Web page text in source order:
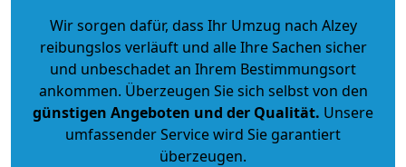
Wir sorgen dafür, dass Ihr Umzug nach Alzey
reibungslos verläuft und alle Ihre Sachen sicher
und unbeschadet an Ihrem Bestimmungsort
ankommen. Überzeugen Sie sich selbst von den
günstigen Angeboten und der Qualität. Unsere
umfassender Service wird Sie garantiert
überzeugen.